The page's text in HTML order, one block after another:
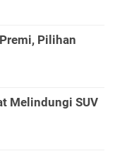
Pilihan
Melindungi SUV